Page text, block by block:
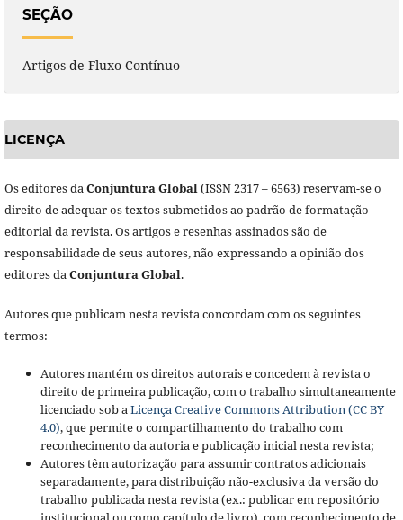
SEÇÃO
Artigos de Fluxo Contínuo
LICENÇA
Os editores daConjuntura Global(ISSN 2317 – 6563) reservam-se o
direito de adequar os textos submetidos ao padrão de formatação
editorial da revista. Os artigos e resenhas assinados são de
responsabilidade de seus autores, não expressando a opinião dos
editores daConjuntura Global.
Autores que publicam nesta revista concordam com os seguintes
termos:
Autores mantém os direitos autorais e concedem à revista o
direito de primeira publicação, com o trabalho simultaneamente
licenciado sob aLicença Creative Commons Attribution (CC BY
4.0), que permite o compartilhamento do trabalho com
reconhecimento da autoria e publicação inicial nesta revista;
Autores têm autorização para assumir contratos adicionais
separadamente, para distribuição não-exclusiva da versão do
trabalho publicada nesta revista (ex.: publicar em repositório